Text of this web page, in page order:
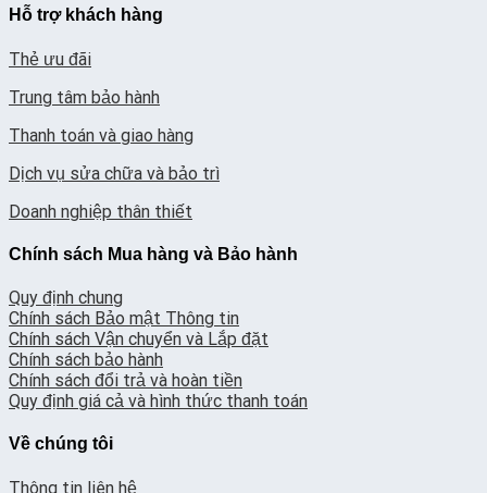
Hỗ trợ khách hàng
Thẻ ưu đãi
Trung tâm bảo hành
Thanh toán và giao hàng
Dịch vụ sửa chữa và bảo trì
Doanh nghiệp thân thiết
Chính sách Mua hàng và Bảo hành
Quy định chung
Chính sách Bảo mật Thông tin
Chính sách Vận chuyển và Lắp đặt
Chính sách bảo hành
Chính sách đổi trả và hoàn tiền
Quy định giá cả và hình thức thanh toán
Về chúng tôi
Thông tin liên hệ